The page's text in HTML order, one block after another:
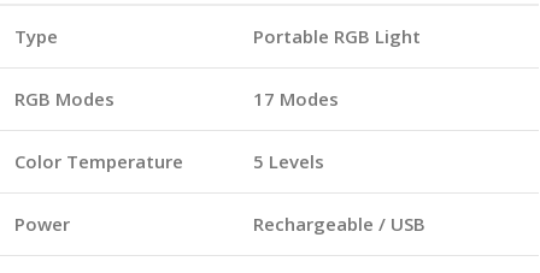
Type Portable RGB Light
RGB Modes 17 Modes
Color Temperature 5 Levels
Power Rechargeable / USB